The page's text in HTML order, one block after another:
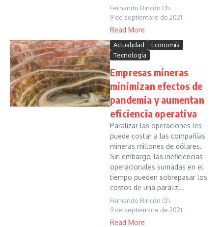
Fernando Rincón Ch.
9 de septiembre de 2021
Read More
Actualidad
Economía
Tecnología
Empresas mineras
minimizan efectos de
pandemia y aumentan
eficiencia operativa
Paralizar las operaciones les
puede costar a las compañías
mineras millones de dólares.
Sin embargo, las ineficiencias
operacionales sumadas en el
tiempo pueden sobrepasar los
costos de una paraliz...
Fernando Rincón Ch.
9 de septiembre de 2021
Read More